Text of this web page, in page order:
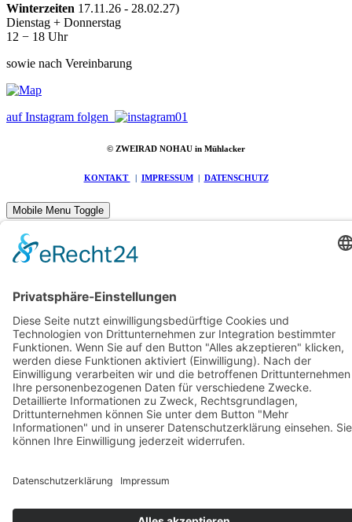
Winterzeiten 17.11.26 - 28.02.27)
Dienstag + Donnerstag
12 − 18 Uhr
sowie nach Vereinbarung
auf Instagram folgen
© ZWEIRAD NOHAU in Mühlacker
KONTAKT | IMPRESSUM | DATENSCHUTZ
Mobile Menu Toggle
FAHRZEUGE
CONWAY
BOSCH VERTRAGSPARTNER
WARTUNG UND REPARATUR
FEHLERDIAGNOSE
HAUPTUNTERSUCHUNG
HOL- UND BRINGSERVICE
UNFALLINSTANDSETZUNG
MOTORRADERSATZTEILE UND ZUBEHÖR
REIFENSERVICE
ÜBERWINTERUNGSSERVICE